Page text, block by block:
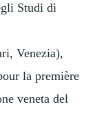
Studi di
Venezia),
la première
veneta del